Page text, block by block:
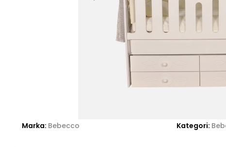
Marka: Bebecco Kategori: